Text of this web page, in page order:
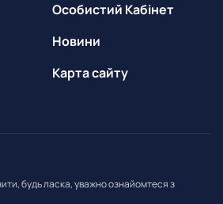
Особистий Кабінет
Новини
Карта сайту
будь ласка, уважно ознайомтеся з